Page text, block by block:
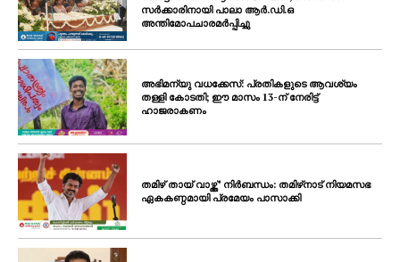
സർക്കാരിനായി പാലാ ആർ.ഡി.ഒ
അന്തിമോപചാരമർപ്പിച്ചു
അഭിമന്യു വധക്കേസ്: പ്രതികളുടെ ആവശ്യം
തള്ളി കോടതി; ഈ മാസം 13-ന് നേരിട്ട്
ഹാജരാകണം
തമിഴ് തായ് വാഴ്ത്ത്’ നിർബന്ധം: തമിഴ്‌നാട് നിയമസഭ
ഏകകണ്ഠമായി പ്രമേയം പാസാക്കി